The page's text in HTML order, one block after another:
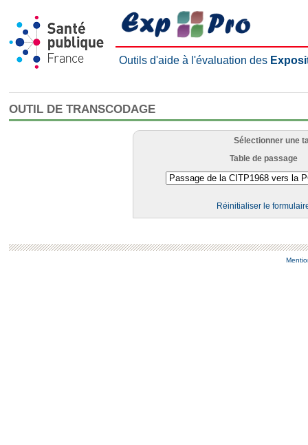
Outils d'aide à l'évaluation des
OUTIL DE TRANSCODAGE
Sélectionner une
Table de passage
Réinitialiser le